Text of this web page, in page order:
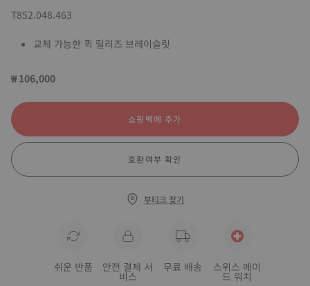
T852.048.463
교체 가능한 퀵 릴리즈 브레이슬릿
₩ 106,000
쇼핑백에 추가
호환여부 확인
부티크 찾기
쉬운 반품 안전 결제 서
비스
무료 배송 스위스 메이
드 워치